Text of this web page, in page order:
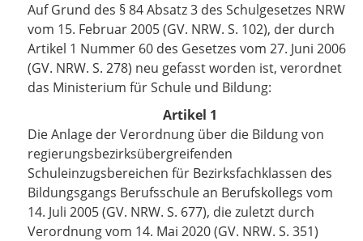
Auf Grund des § 84 Absatz 3 des Schulgesetzes NRW
vom 15. Februar 2005 (GV. NRW. S. 102), der durch
Artikel 1 Nummer 60 des Gesetzes vom 27. Juni 2006
(GV. NRW. S. 278) neu gefasst worden ist, verordnet
das Ministerium für Schule und Bildung:
Artikel 1
Die Anlage der Verordnung über die Bildung von
regierungsbezirksübergreifenden
Schuleinzugsbereichen für Bezirksfachklassen des
Bildungsgangs Berufsschule an Berufskollegs vom
14. Juli 2005 (GV. NRW. S. 677), die zuletzt durch
Verordnung vom 14. Mai 2020 (GV. NRW. S. 351)